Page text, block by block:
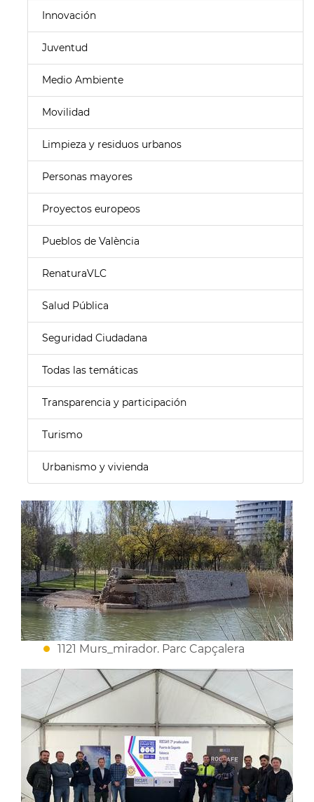
Innovación
Juventud
Medio Ambiente
Movilidad
Limpieza y residuos urbanos
Personas mayores
Proyectos europeos
Pueblos de València
RenaturaVLC
Salud Pública
Seguridad Ciudadana
Todas las temáticas
Transparencia y participación
Turismo
Urbanismo y vivienda
1121 Murs_mirador. Parc Capçalera